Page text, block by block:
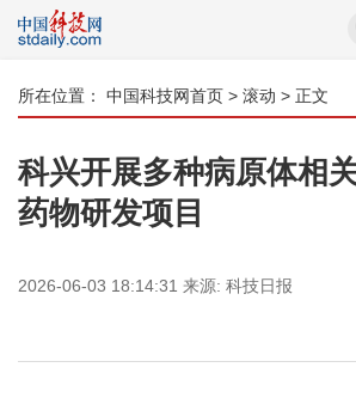
所在位置： 中国科技网首页 > 滚动 > 正文
科兴开展多种病原体相
药物研发项目
2026-06-03 18:14:31 来源: 科技日报